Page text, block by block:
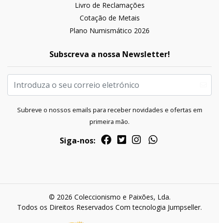
Livro de Reclamações
Cotação de Metais
Plano Numismático 2026
Subscreva a nossa Newsletter!
Subreve o nossos emails para receber novidades e ofertas em
primeira mão.
Siga-nos:
© 2026 Coleccionismo e Paixões, Lda.
Todos os Direitos Reservados Com tecnologia Jumpseller.